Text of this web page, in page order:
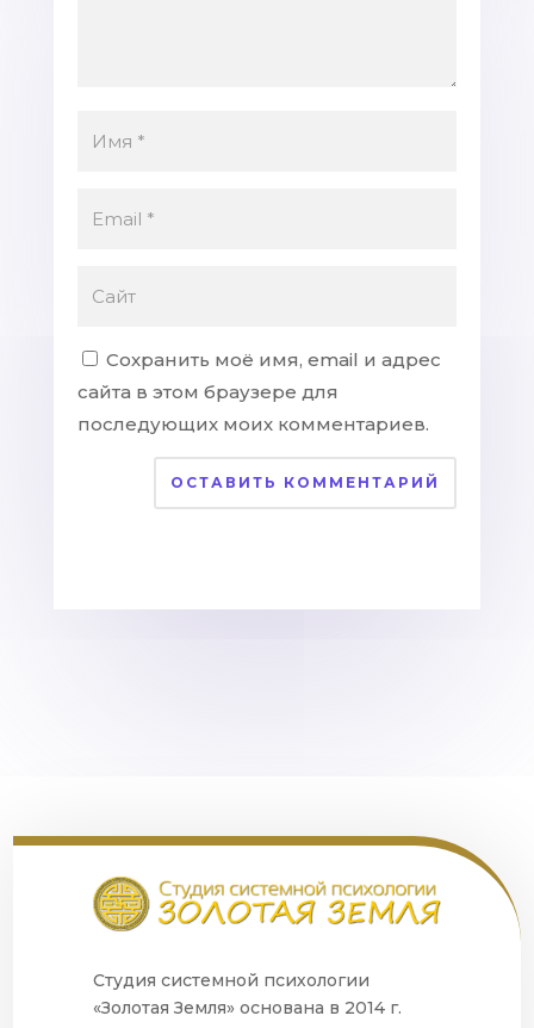
Сохранить моё имя, email и адрес
сайта в этом браузере для
последующих моих комментариев.
ОСТАВИТЬ КОММЕНТАРИЙ
Студия системной психологии
«Золотая Земля» основана в 2014 г.